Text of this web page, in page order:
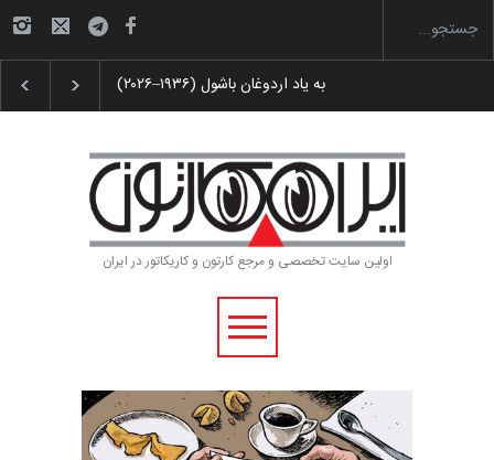
به یاد اردوغان باشول (۱۹۳۶–۲۰۲۶)
اولین سایت تخصصی و مرجع کارتون و کاریکاتور در ایران